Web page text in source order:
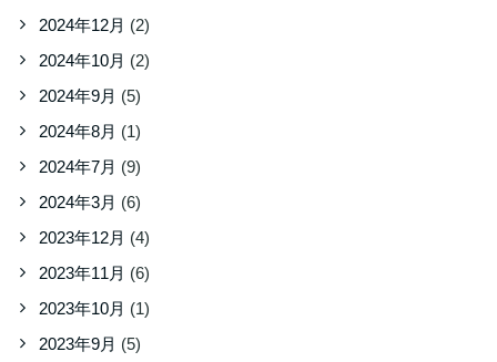
2024年12月 (2)
2024年10月 (2)
2024年9月 (5)
2024年8月 (1)
2024年7月 (9)
2024年3月 (6)
2023年12月 (4)
2023年11月 (6)
2023年10月 (1)
2023年9月 (5)